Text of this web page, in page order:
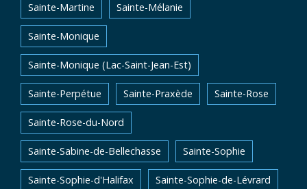
Sainte-Martine Sainte-Mélanie
Sainte-Monique
Sainte-Monique (Lac-Saint-Jean-Est)
Sainte-Perpétue Sainte-Praxède Sainte-Rose
Sainte-Rose-du-Nord
Sainte-Sabine-de-Bellechasse Sainte-Sophie
Sainte-Sophie-d'Halifax Sainte-Sophie-de-Lévrard